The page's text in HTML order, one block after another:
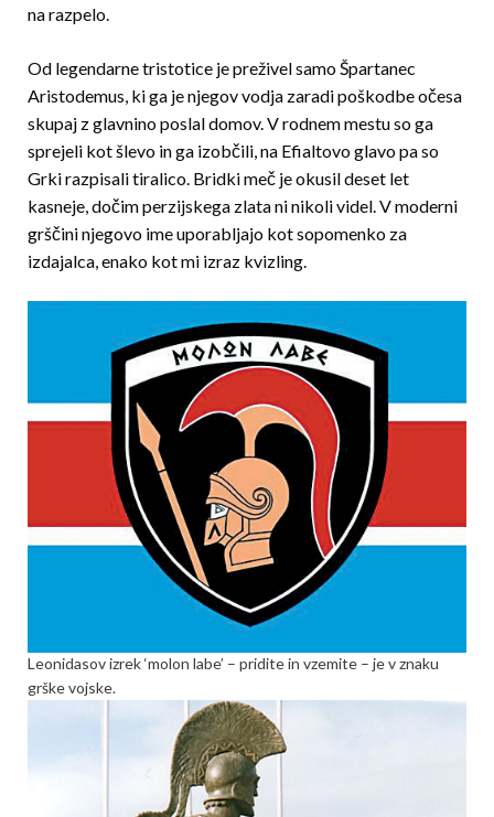
na razpelo.
Od legendarne tristotice je preživel samo Špartanec
Aristodemus, ki ga je njegov vodja zaradi poškodbe očesa
skupaj z glavnino poslal domov. V rodnem mestu so ga
sprejeli kot šlevo in ga izobčili, na Efialtovo glavo pa so
Grki razpisali tiralico. Bridki meč je okusil deset let
kasneje, dočim perzijskega zlata ni nikoli videl. V moderni
grščini njegovo ime uporabljajo kot sopomenko za
izdajalca, enako kot mi izraz kvizling.
Leonidasov izrek ‘molon labe’ – pridite in vzemite – je v znaku
grške vojske.